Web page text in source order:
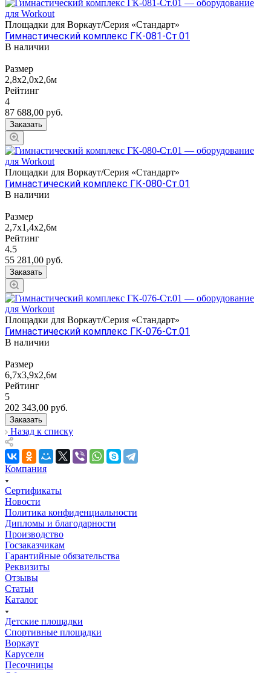
Площадки для Воркаут/Серия «Стандарт»
Гимнастический комплекс ГК-081-Ст.01
В наличии
Размер
2,8x2,0x2,6м
Рейтинг
4
87 688,00 руб.
Заказать
Площадки для Воркаут/Серия «Стандарт»
Гимнастический комплекс ГК-080-Ст.01
В наличии
Размер
2,7х1,4х2,6м
Рейтинг
4.5
55 281,00 руб.
Заказать
Площадки для Воркаут/Серия «Стандарт»
Гимнастический комплекс ГК-076-Ст.01
В наличии
Размер
6,7х3,9х2,6м
Рейтинг
5
202 343,00 руб.
Заказать
Назад к списку
Компания
Сертификаты
Новости
Политика конфиденциальности
Дипломы и благодарности
Производство
Госзаказчикам
Гарантийные обязательства
Реквизиты
Отзывы
Статьи
Каталог
Детские площадки
Спортивные площадки
Воркаут
Карусели
Песочницы